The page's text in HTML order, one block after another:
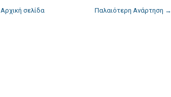
Παλαιότερη Ανάρτηση →
Αρχική σελίδα